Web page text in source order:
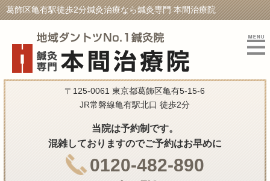
葛飾区亀有駅徒歩2分鍼灸治療なら鍼灸専門 本間治療院
〒125-0061 東京都葛飾区亀有5-15-6
JR常磐線亀有駅北口 徒歩2分
当院は予約制です。
混雑しておりますのでご予約はお早めに
0120-482-890